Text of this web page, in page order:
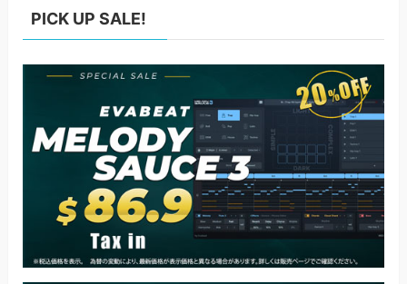
PICK UP SALE!